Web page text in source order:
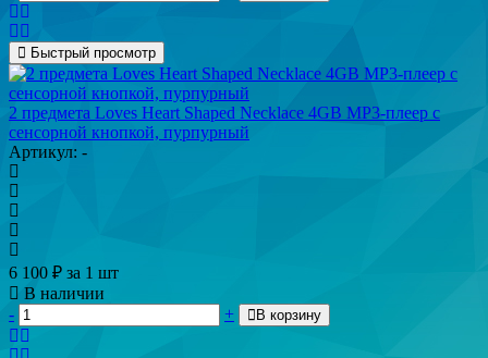
Быстрый просмотр
2 предмета Loves Heart Shaped Necklace 4GB MP3-плеер с
сенсорной кнопкой, пурпурный
Артикул: -
6 100 ₽ за 1 шт
В наличии
-
+ В корзину